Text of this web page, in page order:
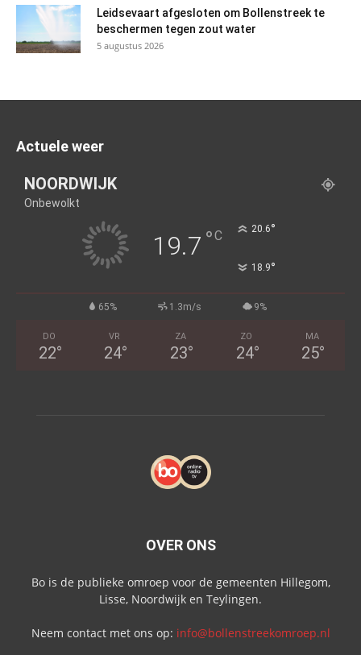
Leidsevaart afgesloten om Bollenstreek te
beschermen tegen zout water
5 augustus 2026
Actuele weer
NOORDWIJK
Onbewolkt
19.7 °C 20.6°
18.9°
65% 1.3m/s 9%
DO
22°
VR
24°
ZA
23°
ZO
24°
MA
25°
OVER ONS
Bo is de publieke omroep voor de gemeenten Hillegom,
Lisse, Noordwijk en Teylingen.
Neem contact met ons op: info@bollenstreekomroep.nl